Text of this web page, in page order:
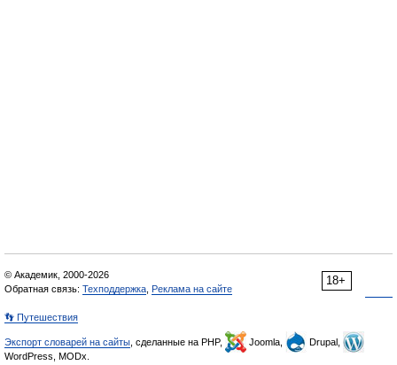
18+
© Академик, 2000-2026
Обратная связь: Техподдержка Реклама на сайте
👣 Путешествия
Экспорт словарей на сайты , сделанные на PHP, Joomla,
Drupal,
WordPress, MODx.